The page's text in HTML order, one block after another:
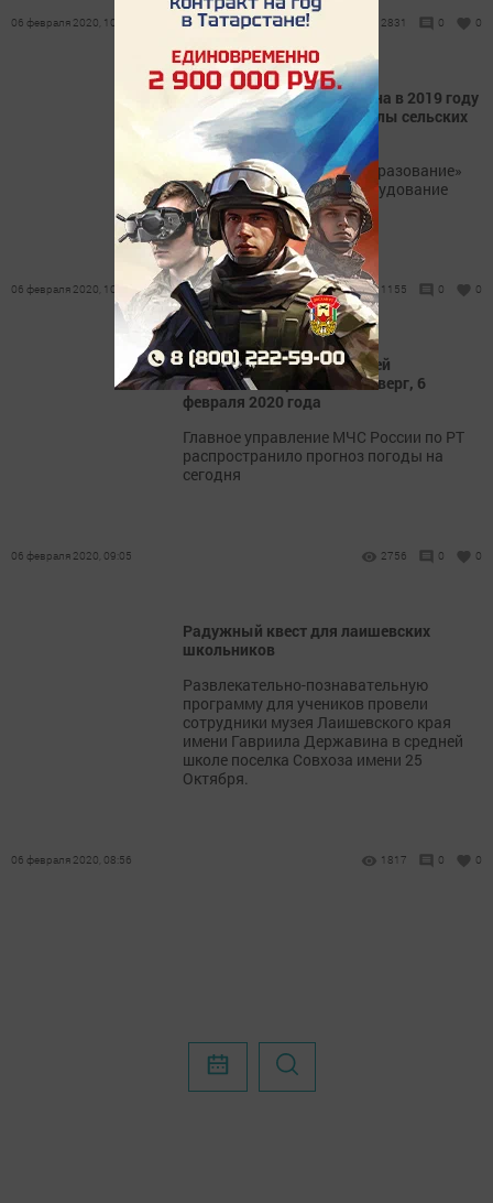
06 февраля 2020, 10:19 2831 0 0
В шести районах Татарстана в 2019 году
отремонтировали спортзалы сельских
школ
Национальный проект «Образование»
позволяет обновлять оборудование
учебных заведений.
06 февраля 2020, 10:05 1155 0 0
Какая погода ждет жителей
Лаишевского района в четверг, 6
февраля 2020 года
Главное управление МЧС России по РТ
распространило прогноз погоды на
сегодня
06 февраля 2020, 09:05 2756 0 0
Радужный квест для лаишевских
школьников
Развлекательно-познавательную
программу для учеников провели
сотрудники музея Лаишевского края
имени Гавриила Державина в средней
школе поселка Совхоза имени 25
Октября.
06 февраля 2020, 08:56 1817 0 0